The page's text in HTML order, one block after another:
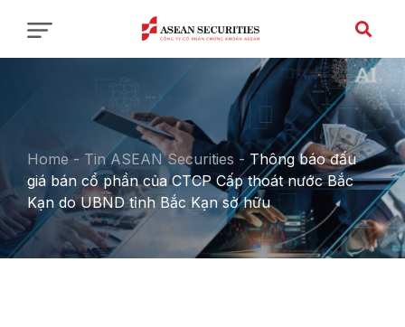
Home - Tin ASEAN Securities - Thông báo đấu
giá bán cổ phần của CTCP Cấp thoát nước Bắc
Kạn do UBND tỉnh Bắc Kạn sở hữu